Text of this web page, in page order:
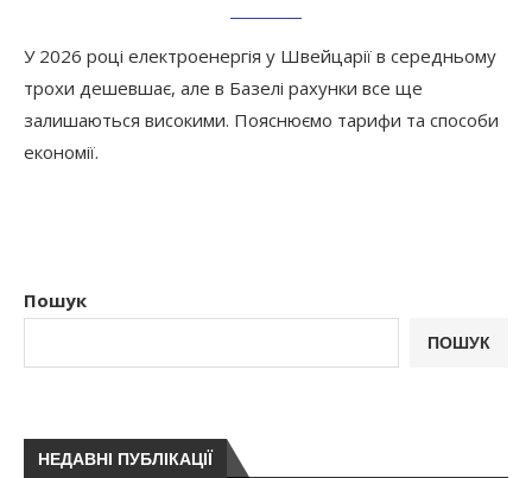
У 2026 році електроенергія у Швейцарії в середньому
трохи дешевшає, але в Базелі рахунки все ще
залишаються високими. Пояснюємо тарифи та способи
економії.
Пошук
ПОШУК
НЕДАВНІ ПУБЛІКАЦІЇ